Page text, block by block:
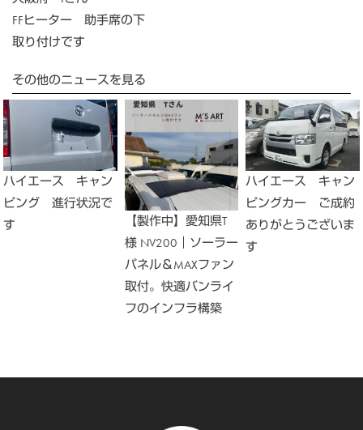
FFヒーター 助手席の下
取り付けです
その他のニュースを見る
ハイエース キャン
ピング 進行状況で
す
【製作中】愛知県T
様 NV200｜ソーラー
パネル＆MAXファン
取付。快適バンライ
フのインフラ構築
ハイエース キャン
ピングカー ご成約
ありがとうございま
す